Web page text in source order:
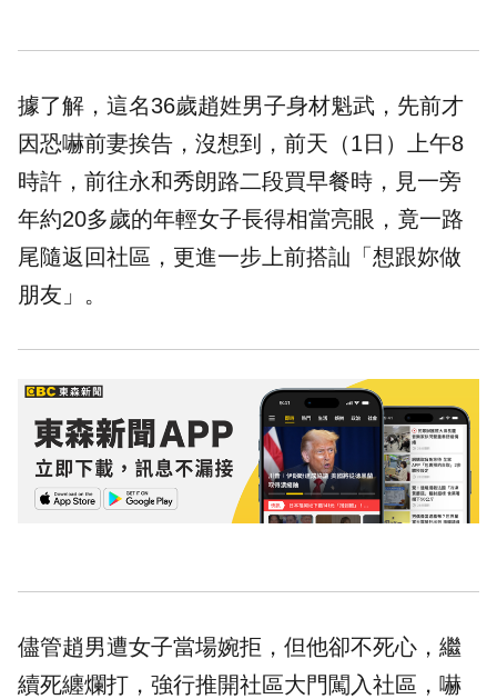
據了解，這名36歲趙姓男子身材魁武，先前才
因恐嚇前妻挨告，沒想到，前天（1日）上午8
時許，前往永和秀朗路二段買早餐時，見一旁
年約20多歲的年輕女子長得相當亮眼，竟一路
尾隨返回社區，更進一步上前搭訕「想跟妳做
朋友」。
儘管趙男遭女子當場婉拒，但他卻不死心，繼
續死纏爛打，強行推開社區大門闖入社區，嚇